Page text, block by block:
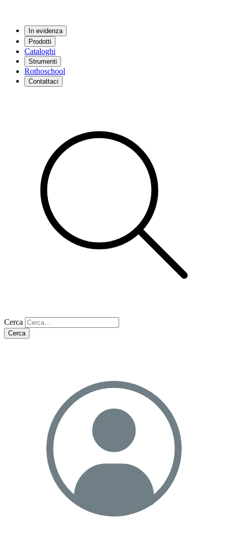
In evidenza
Prodotti
Cataloghi
Strumenti
Rothoschool
Contattaci
Cerca
Cerca